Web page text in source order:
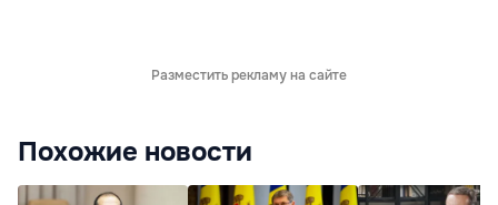
Разместить рекламу на сайте
Похожие новости